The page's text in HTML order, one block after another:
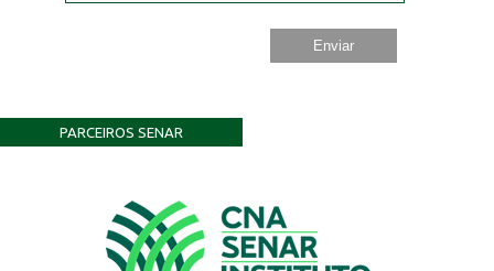
PARCEIROS SENAR